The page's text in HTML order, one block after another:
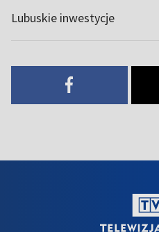
Lubuskie inwestycje